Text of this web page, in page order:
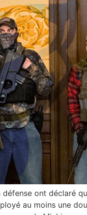
ont déclaré
au moins une